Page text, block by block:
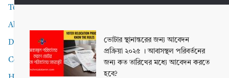
Terms and Conditions
About me
Disclaimer
Contact Me
ভোটার স্থানান্তরের জন্য আবেদন
প্রক্রিয়া ২০২৫ । আবাসস্থল পরিবর্তনের
জন্য কত তারিখের মধ্যে আবেদন করতে
হবে?